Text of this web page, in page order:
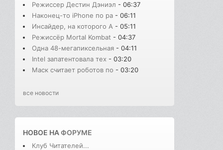
Режиссер Дестин Дэниэл - 06:37
Наконец-то iPhone по ра - 06:11
Инсайдер, на которого A - 05:11
Режиссёр Mortal Kombat - 04:37
Одна 48-мегапиксельная - 04:11
Intel запатентовала тех - 03:20
Маск считает роботов по - 03:20
все новости
НОВОЕ НАФОРУМЕ
Клуб Читателей...